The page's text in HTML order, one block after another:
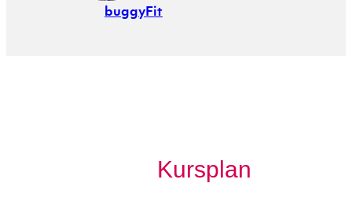
buggyFit
Kursplan